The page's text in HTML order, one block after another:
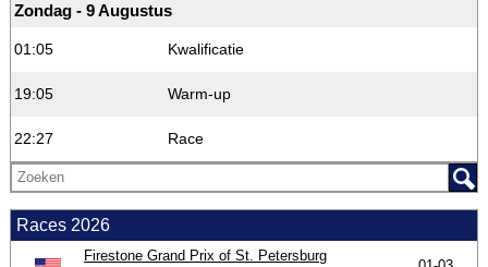
Zondag - 9 Augustus
01:05 Kwalificatie
19:05 Warm-up
22:27 Race
Races 2026
Firestone Grand Prix of St. Petersburg